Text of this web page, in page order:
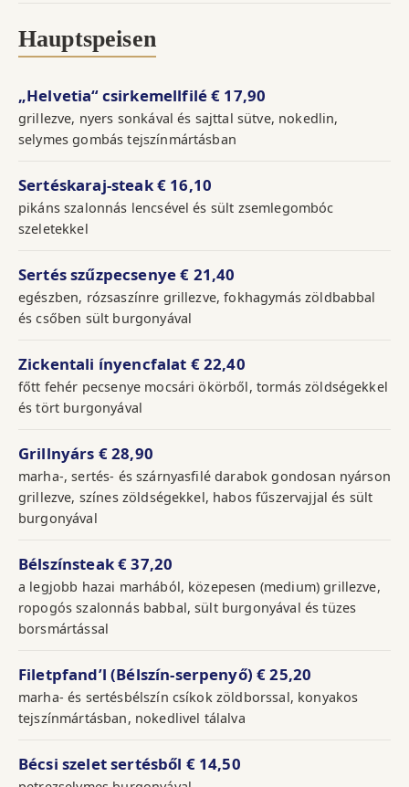
Hauptspeisen
„Helvetia“ csirkemellfilé€ 17,90
grillezve, nyers sonkával és sajttal sütve, nokedlin,
selymes gombás tejszínmártásban
Sertéskaraj-steak€ 16,10
pikáns szalonnás lencsével és sült zsemlegombóc
szeletekkel
Sertés szűzpecsenye€ 21,40
egészben, rózsaszínre grillezve, fokhagymás zöldbabbal
és csőben sült burgonyával
Zickentali ínyencfalat € 22,40
főtt fehér pecsenye mocsári ökörből, tormás zöldségekkel
és tört burgonyával
Grillnyárs € 28,90
marha-, sertés- és szárnyasfilé darabok gondosan nyárson
grillezve, színes zöldségekkel, habos fűszervajjal és sült
burgonyával
Bélszínsteak€ 37,20
a legjobb hazai marhából, közepesen (medium) grillezve,
ropogós szalonnás babbal, sült burgonyával és tüzes
borsmártással
Filetpfand’l (Bélszín-serpenyő)€ 25,20
marha- és sertésbélszín csíkok zöldborssal, konyakos
tejszínmártásban, nokedlivel tálalva
Bécsi szelet sertésből € 14,50